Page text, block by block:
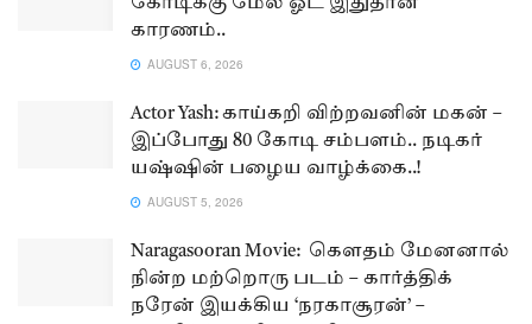
கோடிக்கு மேல் ஓட இதுதான்
காரணம்..
AUGUST 6, 2026
Actor Yash: காய்கறி விற்றவனின் மகன் –
இப்போது 80 கோடி சம்பளம்.. நடிகர்
யஷ்ஷின் பழைய வாழ்க்கை..!
AUGUST 5, 2026
Naragasooran Movie: கௌதம் மேனனால்
நின்ற மற்றொரு படம் – கார்த்திக்
நரேன் இயக்கிய ‘நரகாசூரன்’ –